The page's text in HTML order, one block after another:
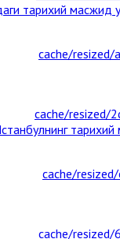
тарихий масжид